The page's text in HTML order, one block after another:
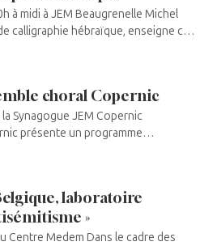
à midi à JEM Beaugrenelle Michel
calligraphie hébraïque, enseigne cet
choral Copernic
Synagogue JEM Copernic
présente un programme
laboratoire
»
Centre Medem Dans le cadre des